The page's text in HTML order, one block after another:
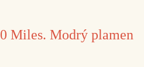
Miles. Modrý plamen